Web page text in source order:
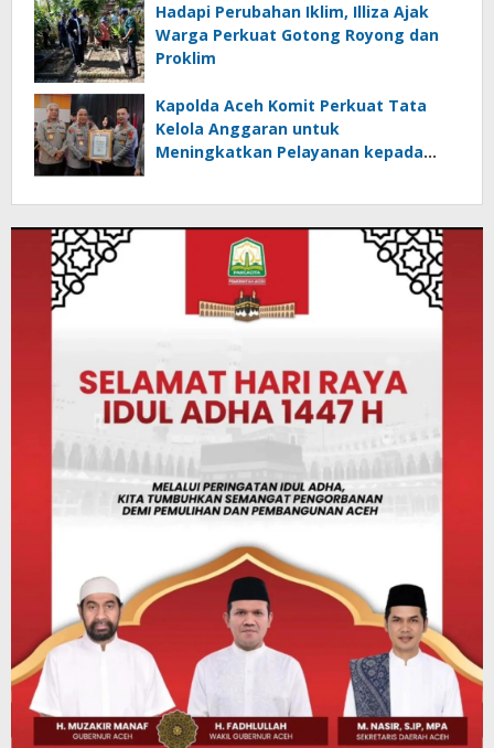
Hadapi Perubahan Iklim, Illiza Ajak
Warga Perkuat Gotong Royong dan
Proklim
Kapolda Aceh Komit Perkuat Tata
Kelola Anggaran untuk
Meningkatkan Pelayanan kepada